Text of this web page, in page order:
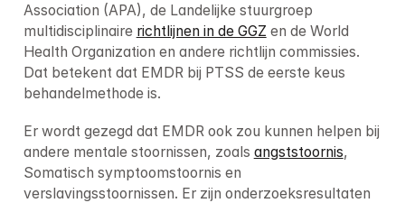
Association (APA), de Landelijke stuurgroep
multidisciplinaire richtlijnen in de GGZ en de World
Health Organization en andere richtlijn commissies.
Dat betekent dat EMDR bij PTSS de eerste keus
behandelmethode is.
Er wordt gezegd dat EMDR ook zou kunnen helpen bij
andere mentale stoornissen, zoals angststoornis,
Somatisch symptoomstoornis en
verslavingsstoornissen. Er zijn onderzoeksresultaten